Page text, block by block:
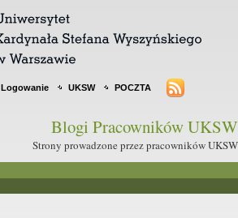
Logowanie UKSW POCZTA
Blogi Pracowników UKSW
Strony prowadzone przez pracowników UKSW